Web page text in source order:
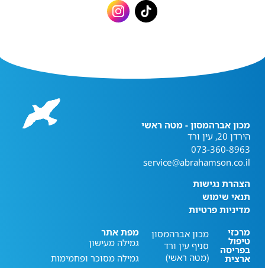
מכון אברהמסון - מטה ראשי
הירדן 20, עין ורד
073-360-8963
service@abrahamson.co.il
הצהרת נגישות
תנאי שימוש
מדיניות פרטיות
מרכזי
טיפול
בפריסה
ארצית
מכון אברהמסון
סניף עין ורד
(מטה ראשי)
מפת אתר
גמילה מעישון
גמילה מסוכר ופחמימות